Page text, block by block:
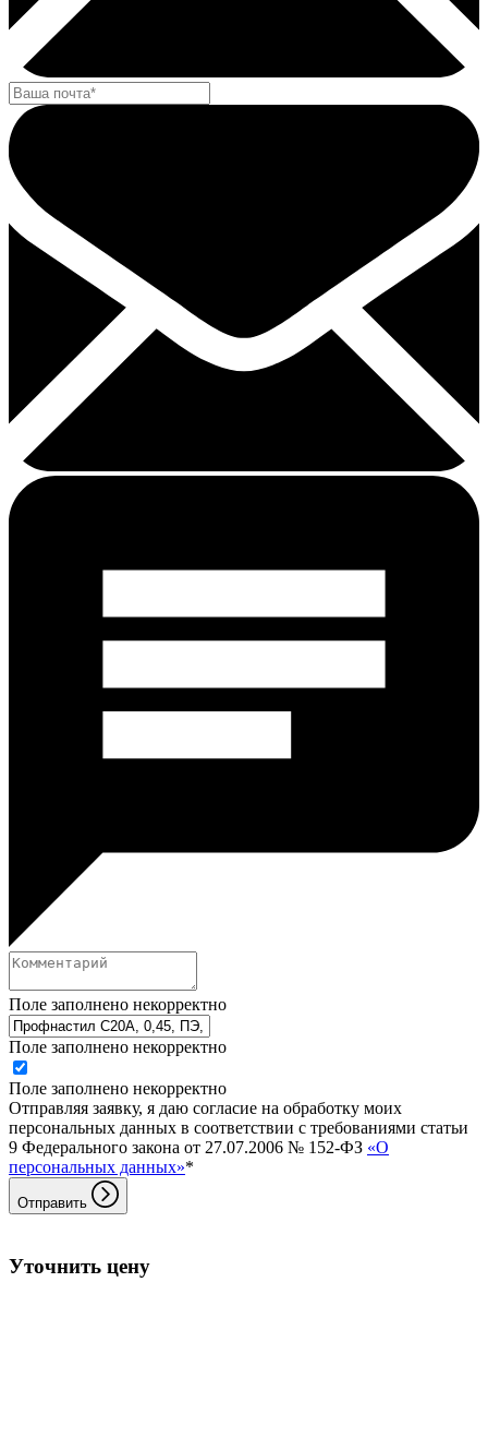
Поле заполнено некорректно
Поле заполнено некорректно
Поле заполнено некорректно
Отправляя заявку, я даю согласие на обработку моих
персональных данных в соответствии с требованиями статьи
9 Федерального закона от 27.07.2006 № 152-ФЗ «О
персональных данных»*
Отправить
Уточнить цену